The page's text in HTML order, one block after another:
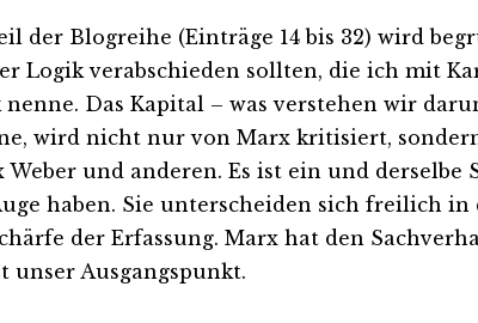
der Blogreihe (Einträge 14 bis 32) wird
Logik verabschieden sollten, die ich mit
Das Kapital – was verstehen wir
wird nicht nur von Marx kritisiert,
Weber und anderen. Es ist ein und derselbe
haben. Sie unterscheiden sich freilich
der Erfassung. Marx hat den
unser Ausgangspunkt.